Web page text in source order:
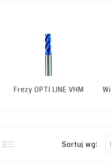
Frezy OPTI LINE VHM
Sortuj wg: